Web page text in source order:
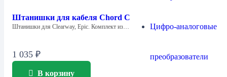
Цифро-аналоговые
преобразователи
Штанишки для кабеля Chord Company Big Trousers
Штанишки для Clearway, Epic. Комплект из…
1 035 ₽
В корзину